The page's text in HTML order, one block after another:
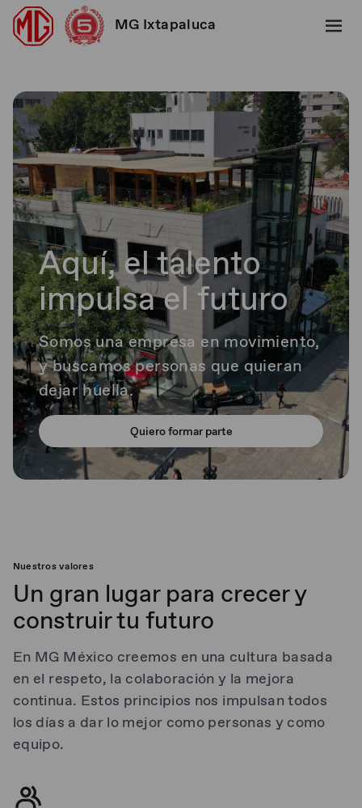
MG Ixtapaluca
Aquí, el talento
impulsa el futuro
Somos una empresa en movimiento,
y buscamos personas que quieran
dejar huella.
Quiero formar parte
Nuestros valores
Un gran lugar para crecer y
construir tu futuro
En MG México creemos en una cultura basada
en el respeto, la colaboración y la mejora
continua. Estos principios nos impulsan todos
los días a dar lo mejor como personas y como
equipo.